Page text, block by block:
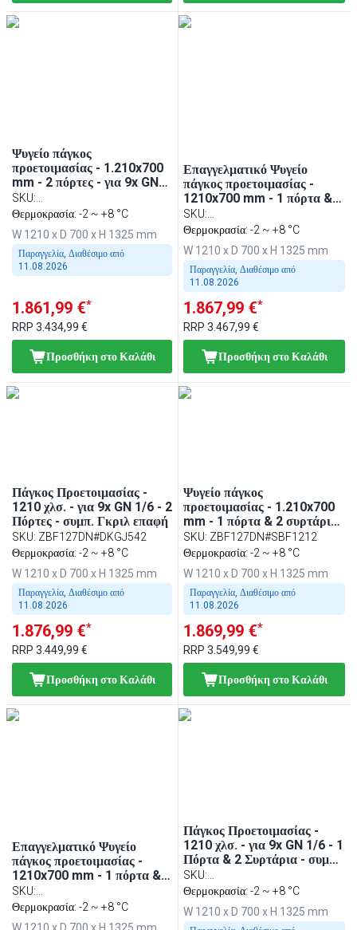
Ψυγείο πάγκος
προετοιμασίας - 1.210x700
mm - 2 πόρτες - για 9x GN
1/6 λεκανάκια - περιλ.
κοντακτ γκριλ (contact
grill) & πρες χάμπουργκερ
(hamburger press)
SKU:
ZBF127DN#KGJ12#HMH130
Θερμοκρασία: -2 ~ +8 °C
W 1210 x D 700 x H 1325 mm
Παραγγελία, Διαθέσιμο από
11.08.2026
1.861,99 €*
RRP 3.434,99 €
Προσθήκη στο Καλάθι
Επαγγελματικό Ψυγείο
πάγκος προετοιμασίας -
1210x700 mm - 1 πόρτα & 2
συρτάρια - για 9x GN 1/6
λεκανάκια - περιλ. επαφής
γκριλ (contact grill) &
πρέσα hamburger
(hamburger press)
SKU:
ZBF127DN#KGJ13#HMH130
Θερμοκρασία: -2 ~ +8 °C
W 1210 x D 700 x H 1325 mm
Παραγγελία, Διαθέσιμο από
11.08.2026
1.867,99 €*
RRP3.467,99 €
Προσθήκη στο Καλάθι
Πάγκος Προετοιμασίας -
1210 χλσ. - για 9x GN 1/6 - 2
Πόρτες - συμπ. Γκριλ επαφή
SKU: ZBF127DN#DKGJ542
Θερμοκρασία: -2 ~ +8 °C
W 1210 x D 700 x H 1325 mm
Παραγγελία, Διαθέσιμο από
11.08.2026
1.876,99 €*
RRP 3.449,99 €
Προσθήκη στο Καλάθι
Ψυγείο πάγκος
προετοιμασίας - 1.210x700
mm - 1 πόρτα & 2 συρτάρια
- για 9x GN 1/6 λεκανάκια
SKU: ZBF127DN#SBF1212
Θερμοκρασία: -2 ~ +8 °C
W 1210 x D 700 x H 1325 mm
Παραγγελία, Διαθέσιμο από
11.08.2026
1.869,99 €*
RRP3.549,99 €
Προσθήκη στο Καλάθι
Επαγγελματικό Ψυγείο
πάγκος προετοιμασίας -
1210x700 mm - 1 πόρτα & 2
συρτάρια - για 9x GN 1/6
λεκανάκια - περιλ. κοντακτ
γκριλ (contact grill)
SKU:
ZBF127DN#KGKB200#SBF
Θερμοκρασία: -2 ~ +8 °C
Πάγκος Προετοιμασίας -
1210 χλσ. - για 9x GN 1/6 - 1
Πόρτα & 2 Συρτάρια - συμπ.
Ψηφιακό Γκριλ Επαφής
SKU:
ZBF127DN#DKGJ322#SBF
Θερμοκρασία: -2 ~ +8 °C
W 1210 x D 700 x H 1325 mm